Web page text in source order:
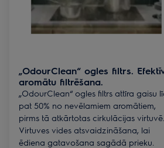
„OdourClean“ ogles filtrs.
aromātu filtrēšana.
„OdourClean“ ogles filtrs attīra gaisu
pat 50% no nevēlamiem aromātiem,
pirms tā atkārtotas cirkulācijas virtuvē.
Virtuves vides atsvaidzināšana, lai
ēdiena gatavošana sagādā prieku.